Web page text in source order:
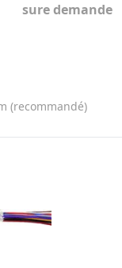
sure demande
(recommandé)